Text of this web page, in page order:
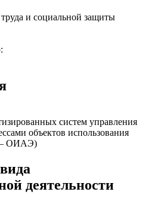
и социальной защиты
систем управления
объектов использования
– ОИАЭ)
деятельности